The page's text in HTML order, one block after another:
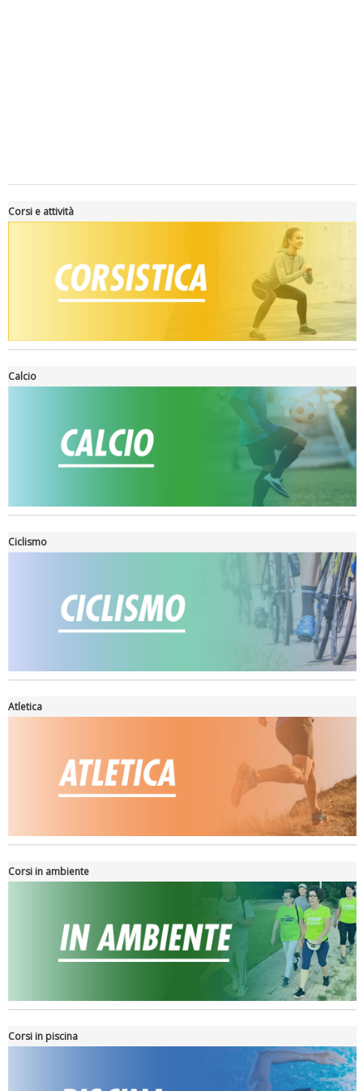
Tiziano Pesce a Radio InBlu2000 traccia il bilancio della stagione
Ddl Lobby, Uisp: “Il Parlamento valorizzi le nostre specificità"
La formazione Uisp rallenta ma prosegue anche in estate
Tiziano Pesce nel Cda di Fondazione Terzjus: prima riunione a
Roma
Corsi e attività
Calcio
Ciclismo
Atletica
Corsi in ambiente
Corsi in piscina